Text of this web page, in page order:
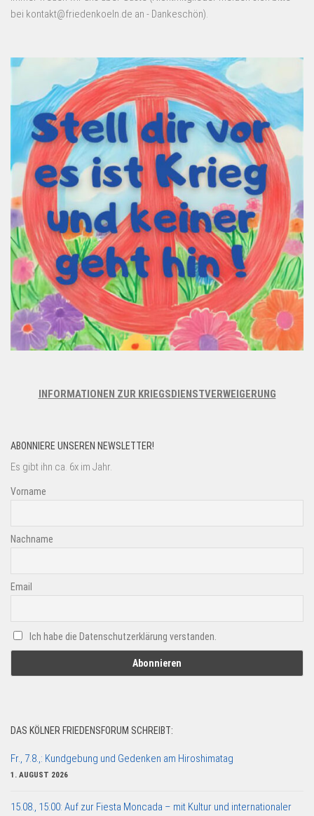
bei kontakt@friedenkoeln.de an - Dankeschön).
INFORMATIONEN ZUR KRIEGSDIENSTVERWEIGERUNG
ABONNIERE UNSEREN NEWSLETTER!
Es gibt ihn ca. 6x im Jahr.
Vorname
Nachname
Email
Ich habe die Datenschutzerklärung verstanden.
DAS KÖLNER FRIEDENSFORUM SCHREIBT:
Fr., 7.8.,: Kundgebung und Gedenken am Hiroshimatag
1. AUGUST 2026
15.08., 15:00: Auf zur Fiesta Moncada – mit Kultur und internationaler